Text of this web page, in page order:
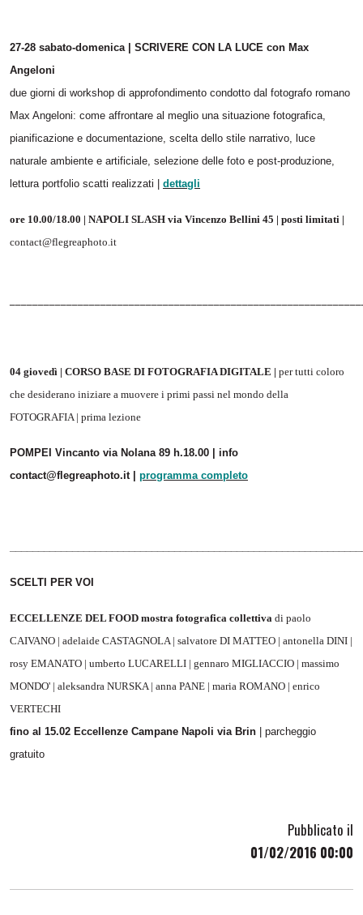
27-28 sabato-domenica | SCRIVERE CON LA LUCE con Max
Angeloni
due giorni di workshop di approfondimento condotto dal fotografo romano
Max Angeloni: come affrontare al meglio una situazione fotografica,
pianificazione e documentazione, scelta dello stile narrativo, luce
naturale ambiente e artificiale, selezione delle foto e post-produzione,
lettura portfolio scatti realizzati |
dettagli
ore 10.00/18.00 | NAPOLI SLASH via Vincenzo Bellini 45 | posti limitati |
contact@flegreaphoto.it
04 giovedì | CORSO BASE DI FOTOGRAFIA DIGITALE | per tutti coloro
che desiderano iniziare a muovere i primi passi nel mondo della
FOTOGRAFIA | prima lezione
POMPEI Vincanto via Nolana 89 h.18.00 | info
contact@flegreaphoto.it | programma completo
SCELTI PER VOI
ECCELLENZE DEL FOOD mostra fotografica collettiva di paolo
CAIVANO | adelaide CASTAGNOLA | salvatore DI MATTEO | antonella DINI |
rosy EMANATO | umberto LUCARELLI | gennaro MIGLIACCIO | massimo
MONDO' | aleksandra NURSKA | anna PANE | maria ROMANO | enrico
VERTECHI
fino al 15.02 Eccellenze Campane Napoli via Brin
| parcheggio
gratuito
Pubblicato il
01/02/2016 00:00